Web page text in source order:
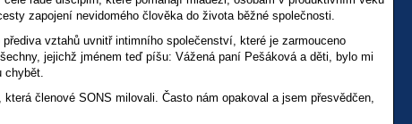
zapojení nevidomého člověka do života běžné společnosti.
vztahů uvnitř intimního společenství, které je zarmouceno
jejichž jménem teď píšu: Vážená paní Pešáková a děti, bylo mi
členové SONS milovali. Často nám opakoval a jsem přesvědčen,